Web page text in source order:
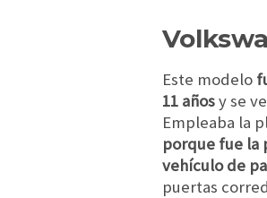
Este modelo
11 añosy se
Empleaba la
porque fue la
vehículo de
puertas